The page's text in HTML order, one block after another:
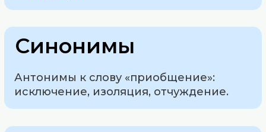
Синонимы
Антонимы к слову «приобщение»:
исключение, изоляция, отчуждение.